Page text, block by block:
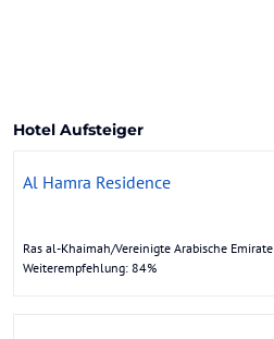
Hotel Aufsteiger
Al Hamra Residence
Ras al-Khaimah/Vereinigte Arabische Emirate
Weiterempfehlung: 84%